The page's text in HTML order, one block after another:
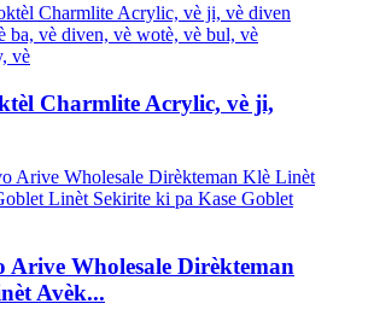
Charmlite Acrylic, vè ji,
Arive Wholesale Dirèkteman
Avèk...